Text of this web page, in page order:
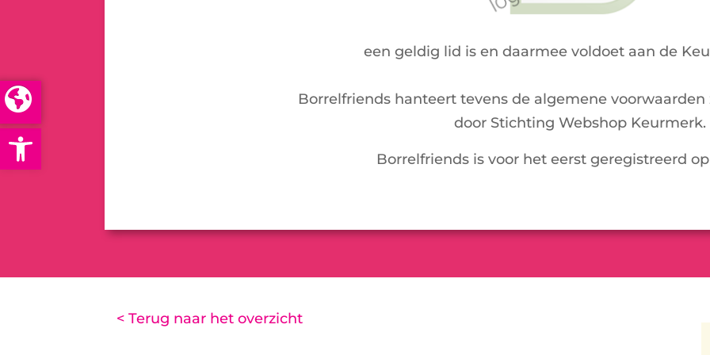
Open toolbar
een geldig lid is en daarmee voldoet aan de
Borrelfriends hanteert tevens de algemene voorwaarden
door Stichting Webshop Keurmerk.
Borrelfriends is voor het eerst geregistreerd op
< Terug naar het overzicht